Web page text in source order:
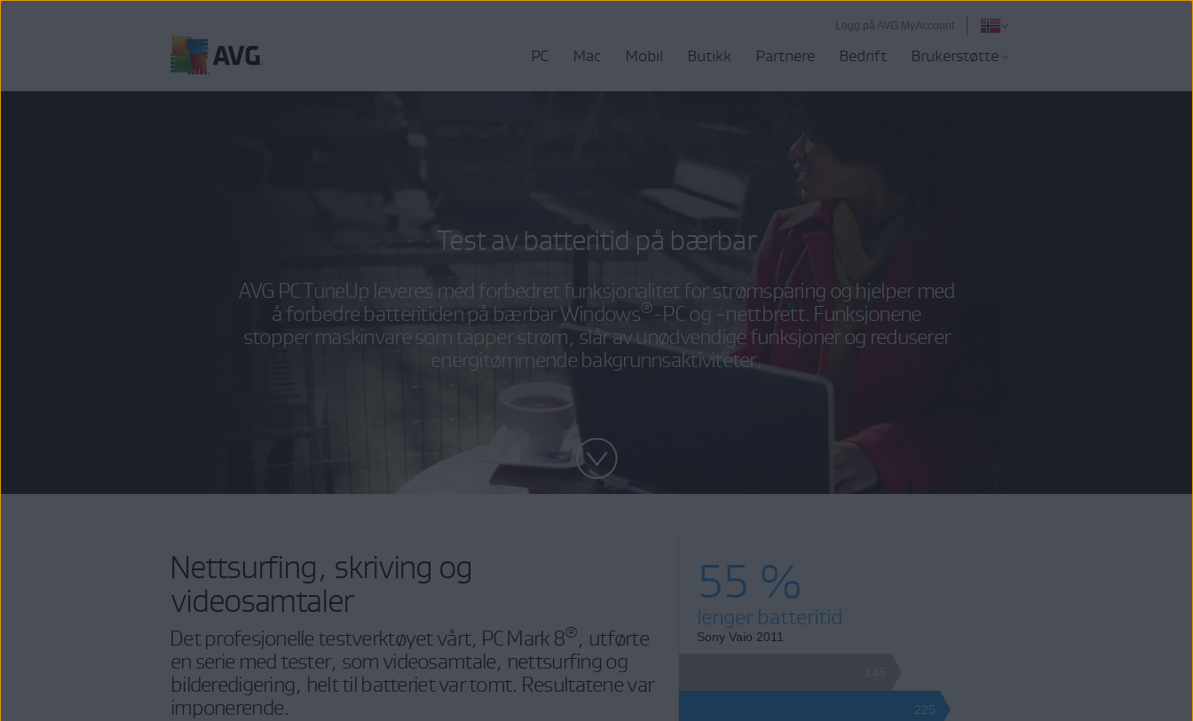
Logg på AVG MyAccount
PC Mac Mobil Butikk Partnere Bedrift Brukerstøtte
Test av batteritid på bærbar
AVG PC TuneUp leveres med forbedret funksjonalitet for strømsparing og hjelper med
å forbedre batteritiden på bærbar Windows®-PC og -nettbrett. Funksjonene
stopper maskinvare som tapper strøm, slår av unødvendige funksjoner og reduserer
energitømmende bakgrunnsaktiviteter.
Nettsurfing, skriving og
videosamtaler
Det profesjonelle testverktøyet vårt, PC Mark 8®, utførte
en serie med tester, som videosamtale, nettsurfing og
bilderedigering, helt til batteriet var tomt. Resultatene var
imponerende.
55 %
lenger batteritid
Sony Vaio 2011
225